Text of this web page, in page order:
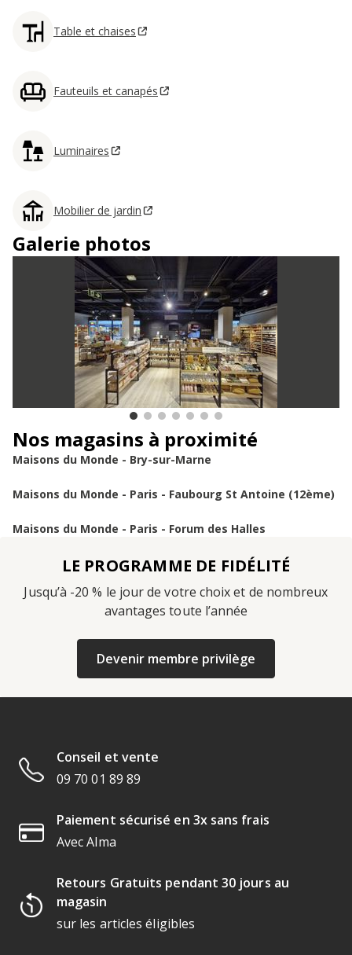
Table et chaises
Fauteuils et canapés
Luminaires
Mobilier de jardin
Galerie photos
Nos magasins à proximité
Maisons du Monde - Bry-sur-Marne
Maisons du Monde - Paris - Faubourg St Antoine (12ème)
Maisons du Monde - Paris - Forum des Halles
LE PROGRAMME DE FIDÉLITÉ
Jusqu’à -20 % le jour de votre choix et de nombreux
avantages toute l’année
Devenir membre privilège
Conseil et vente
09 70 01 89 89
Paiement sécurisé en 3x sans frais
Avec Alma
Retours Gratuits pendant 30 jours au
magasin
sur les articles éligibles